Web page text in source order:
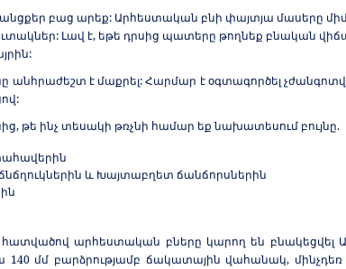
բաց արեք: Արհեստական բնի փայտյա մասերը
Լավ է, եթե դրսից պատերը թողնեք բնական
է մաքրել: Հարմար է օգտագործել
թե ինչ տեսակի թռչնի համար եք նախատեսում բույնը.
և Խայտաբղետ ճանճորսներին
հատվածով արհեստական բները կարող են
մմ բարձրությամբ ճակատային վահանակ,